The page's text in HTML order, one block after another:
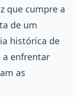
que cumpre a
de um
histórica de
a enfrentar
as